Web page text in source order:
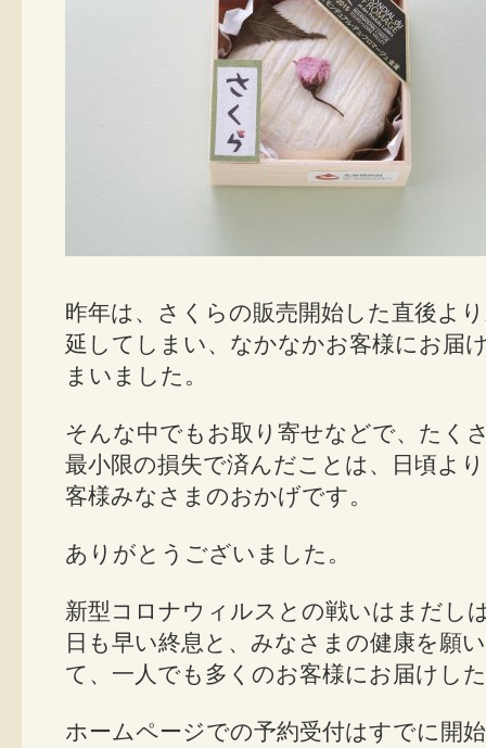
昨年は、さくらの販売開始した直後よ
延してしまい、なかなかお客様にお届
まいました。
そんな中でもお取り寄せなどで、たく
最小限の損失で済んだことは、日頃よ
客様みなさまのおかげです。
ありがとうございました。
新型コロナウィルスとの戦いはまだし
日も早い終息と、みなさまの健康を願
て、一人でも多くのお客様にお届けし
ホームページでの予約受付はすでに開